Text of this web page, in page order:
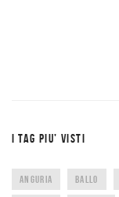
I TAG PIU’ VISTI
ANGURIA BALLO